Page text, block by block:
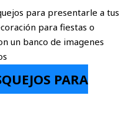
para presentarle a tus
para fiestas o
un banco de imagenes
PARA